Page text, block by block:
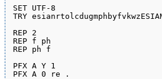
SET UTF-8
TRY
REP 2
REP f ph
REP ph f
PFX A Y 1
PFX A 0 re .